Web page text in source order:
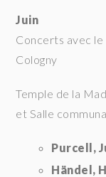
Juin
Concerts avec le
Cologny
Temple de la
et Salle
Purcell,
Händel,